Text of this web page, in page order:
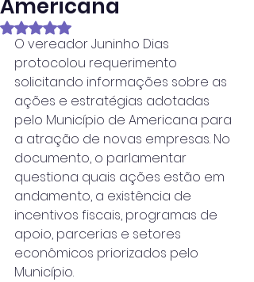
Americana
Avaliado com NaN de 5 estrelas.
O vereador Juninho Dias
protocolou requerimento
solicitando informações sobre as
ações e estratégias adotadas
pelo Município de Americana para
a atração de novas empresas. No
documento, o parlamentar
questiona quais ações estão em
andamento, a existência de
incentivos fiscais, programas de
apoio, parcerias e setores
econômicos priorizados pelo
Município.